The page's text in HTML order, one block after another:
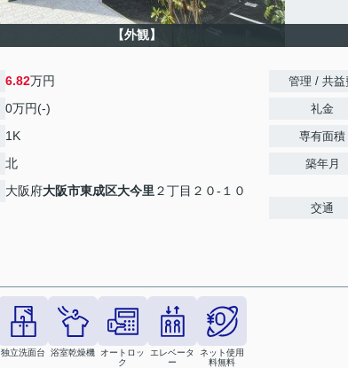
【外観】
6.82万円
0万円(-)
1K
北
大阪府大阪市東成区大今里 ２丁目２０-１０
管理 / 共益
礼金
専有面積
築年月
交通
独立洗面台 浴室乾燥機
オートロッ
ク
エレベータ
ー
ネット使用
料無料